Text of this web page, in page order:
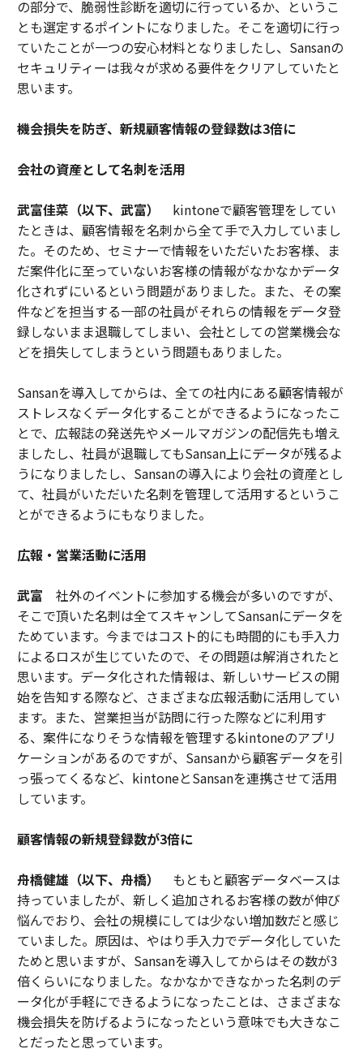
の部分で、脆弱性診断を適切に行っているか、というこ
とも選定するポイントになりました。そこを適切に行っ
ていたことが一つの安心材料となりましたし、Sansanの
セキュリティーは我々が求める要件をクリアしていたと
思います。
機会損失を防ぎ、新規顧客情報の登録数は3倍に
会社の資産として名刺を活用
武富佳菜（以下、武富）
kintoneで顧客管理をしてい
たときは、顧客情報を名刺から全て手で入力していまし
た。そのため、セミナーで情報をいただいたお客様、ま
だ案件化に至っていないお客様の情報がなかなかデータ
化されずにいるという問題がありました。また、その案
件などを担当する一部の社員がそれらの情報をデータ登
録しないまま退職してしまい、会社としての営業機会な
どを損失してしまうという問題もありました。
Sansanを導入してからは、全ての社内にある顧客情報が
ストレスなくデータ化することができるようになったこ
とで、広報誌の発送先やメールマガジンの配信先も増え
ましたし、社員が退職してもSansan上にデータが残るよ
うになりましたし、Sansanの導入により会社の資産とし
て、社員がいただいた名刺を管理して活用するというこ
とができるようにもなりました。
広報・営業活動に活用
武富 社外のイベントに参加する機会が多いのですが、
そこで頂いた名刺は全てスキャンしてSansanにデータを
ためています。今まではコスト的にも時間的にも手入力
によるロスが生じていたので、その問題は解消されたと
思います。データ化された情報は、新しいサービスの開
始を告知する際など、さまざまな広報活動に活用してい
ます。また、営業担当が訪問に行った際などに利用す
る、案件になりそうな情報を管理するkintoneのアプリ
ケーションがあるのですが、Sansanから顧客データを引
っ張ってくるなど、kintoneとSansanを連携させて活用
しています。
顧客情報の新規登録数が3倍に
舟橋健雄（以下、舟橋）
もともと顧客データベースは
持っていましたが、新しく追加されるお客様の数が伸び
悩んでおり、会社の規模にしては少ない増加数だと感じ
ていました。原因は、やはり手入力でデータ化していた
ためと思いますが、Sansanを導入してからはその数が3
倍くらいになりました。なかなかできなかった名刺のデ
ータ化が手軽にできるようになったことは、さまざまな
機会損失を防げるようになったという意味でも大きなこ
とだったと思っています。